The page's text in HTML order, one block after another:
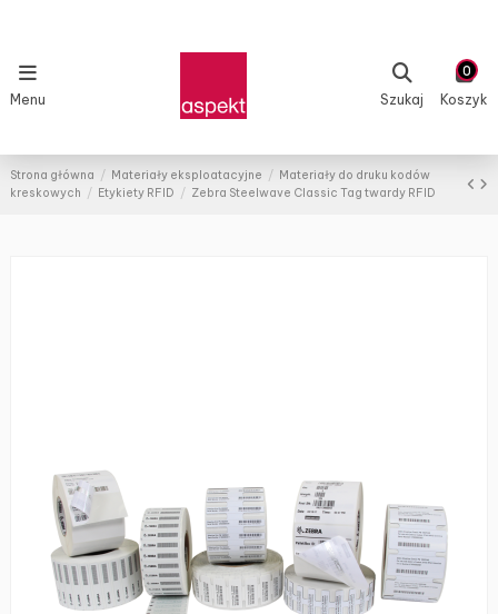
Menu Szukaj
0
Koszyk
Strona główna Materiały eksploatacyjne
Materiały do druku kodów
kreskowych
Etykiety RFID Zebra Steelwave Classic Tag twardy RFID